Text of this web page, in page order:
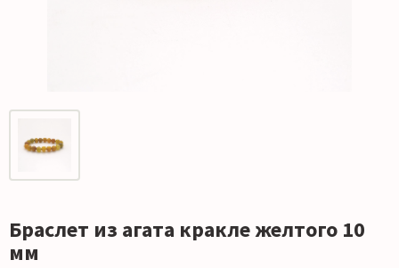
Браслет из агата кракле желтого 10
мм